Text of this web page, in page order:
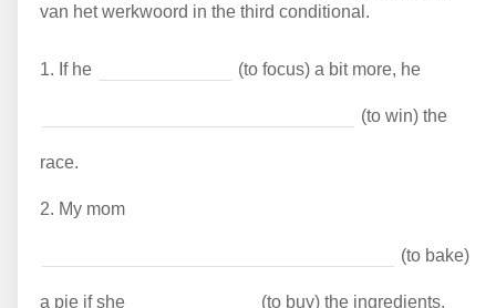
van het werkwoord in the third conditional.
1. If he (to focus) a bit more, he
(to win) the
race.
2. My mom
(to bake)
a pie if she (to buy) the ingredients.